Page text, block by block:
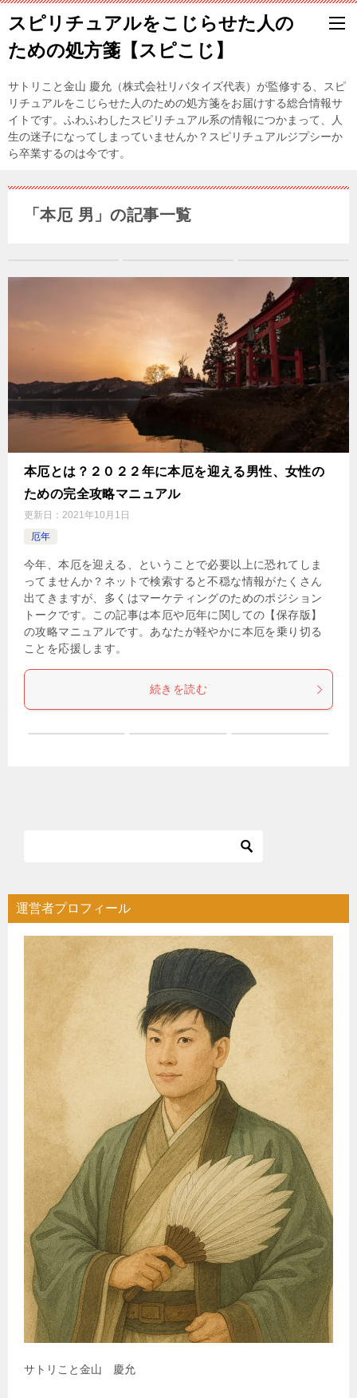
スピリチュアルをこじらせた人の
ための処方箋【スピこじ】
サトリこと金山 慶允（株式会社リバタイズ代表）が監修する、スピ
リチュアルをこじらせた人のための処方箋をお届けする総合情報サ
イトです。ふわふわしたスピリチュアル系の情報につかまって、人
生の迷子になってしまっていませんか？スピリチュアルジプシーか
ら卒業するのは今です。
「本厄 男」の記事一覧
本厄とは？２０２２年に本厄を迎える男性、女性の
ための完全攻略マニュアル
更新日： 2021年10月1日
厄年
今年、本厄を迎える、ということで必要以上に恐れてしま
ってませんか？ネットで検索すると不穏な情報がたくさん
出てきますが、多くはマーケティングのためのポジション
トークです。この記事は本厄や厄年に関しての【保存版】
の攻略マニュアルです。あなたが軽やかに本厄を乗り切る
ことを応援します。
続きを読む
運営者プロフィール
サトリこと金山 慶允